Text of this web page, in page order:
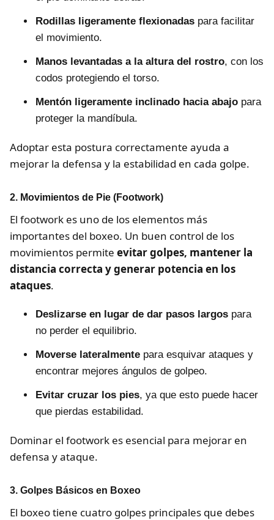
Rodillas ligeramente flexionadas para facilitar
el movimiento.
Manos levantadas a la altura del rostro, con los
codos protegiendo el torso.
Mentón ligeramente inclinado hacia abajo para
proteger la mandíbula.
Adoptar esta postura correctamente ayuda a
mejorar la defensa y la estabilidad en cada golpe.
2. Movimientos de Pie (Footwork)
El footwork es uno de los elementos más
importantes del boxeo. Un buen control de los
movimientos permite evitar golpes, mantener la
distancia correcta y generar potencia en los
ataques.
Deslizarse en lugar de dar pasos largos para
no perder el equilibrio.
Moverse lateralmente para esquivar ataques y
encontrar mejores ángulos de golpeo.
Evitar cruzar los pies, ya que esto puede hacer
que pierdas estabilidad.
Dominar el footwork es esencial para mejorar en
defensa y ataque.
3. Golpes Básicos en Boxeo
El boxeo tiene cuatro golpes principales que debes